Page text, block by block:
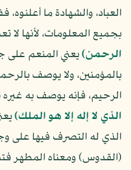
العباد، والشهادة ما
بجميع المعلومات، لأنها
الرحمن)يعني المنعم
بالمؤمنين، ولا يوصف
الرحيم، فإنه يوصف به غيره
الذي لا إله إلا هو الملك)
الذي له التصرف فيها على
(القدوس) ومعناه المطهر